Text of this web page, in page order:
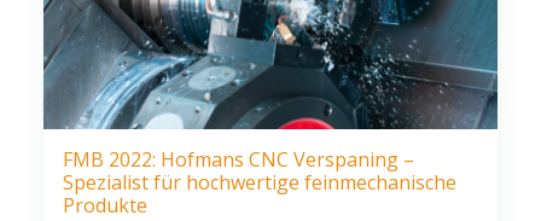
FMB 2022: Hofmans CNC Verspaning –
Spezialist für hochwertige feinmechanische
Produkte